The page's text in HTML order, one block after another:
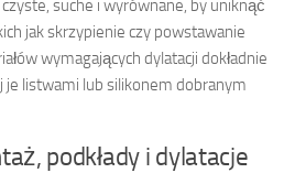
suche i wyrównane, by uniknąć
jak skrzypienie czy powstawanie
wymagających dylatacji dokładnie
je listwami lub silikonem dobranym
podkłady i dylatacje